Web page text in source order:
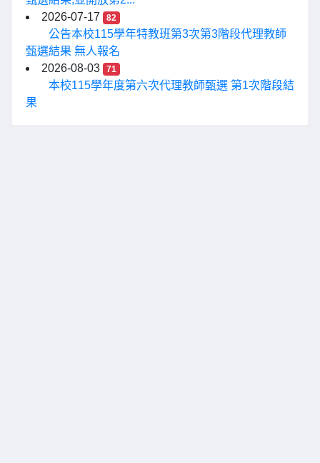
2026-07-17
82
公告本校115學年特教班第3次第3階段代理教師
甄選結果 無人報名
2026-08-03
71
本校115學年度第六次代理教師甄選 第1次階段結
果